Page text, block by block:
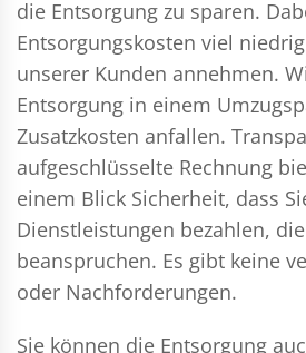
die Entsorgung zu sparen.
Entsorgungskosten viel
unserer Kunden annehmen.
Entsorgung in einem
Zusatzkosten anfallen.
aufgeschlüsselte Rechnung
einem Blick Sicherheit, dass
Dienstleistungen bezahlen,
beanspruchen. Es gibt keine
oder Nachforderungen.
Sie können die Entsorgung